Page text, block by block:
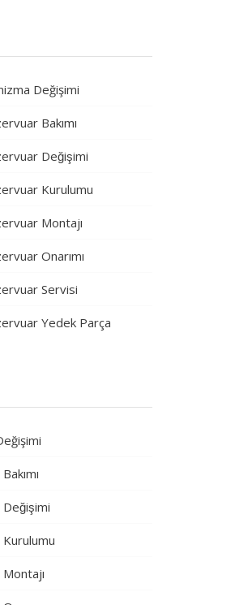
Değişimi
Bakımı
Değişimi
Kurulumu
Montajı
Onarımı
Servisi
Yedek Parça